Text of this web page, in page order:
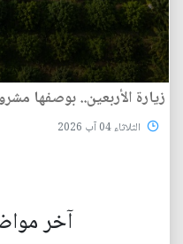
زيارة الأربعين.. بوصفها
الثلاثاء 04 آب 2026
آخر